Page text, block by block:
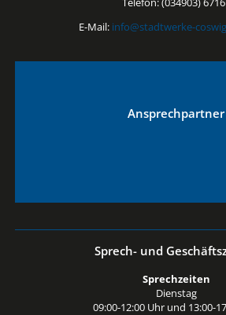
E-Mail: info@stadtwerke-
Ansprechpartner
Sprech- und
Sprechzeiten
Dienstag
09:00-12:00 Uhr und 13:00-